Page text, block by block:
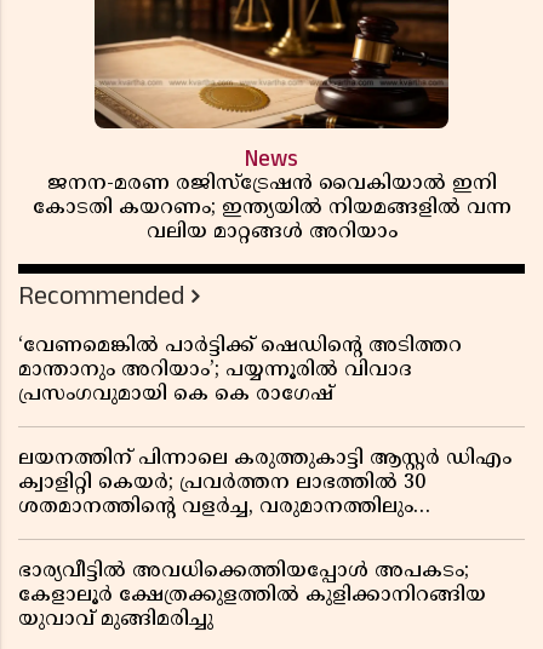
News
ജനന-മരണ രജിസ്ട്രേഷൻ വൈകിയാൽ ഇനി
കോടതി കയറണം; ഇന്ത്യയിൽ നിയമങ്ങളിൽ വന്ന
വലിയ മാറ്റങ്ങൾ അറിയാം
Recommended
‘വേണമെങ്കിൽ പാർട്ടിക്ക് ഷെഡിൻ്റെ അടിത്തറ
മാന്താനും അറിയാം’; പയ്യന്നൂരിൽ വിവാദ
പ്രസംഗവുമായി കെ കെ രാഗേഷ്
ലയനത്തിന് പിന്നാലെ കരുത്തുകാട്ടി ആസ്റ്റർ ഡിഎം
ക്വാളിറ്റി കെയർ; പ്രവർത്തന ലാഭത്തിൽ 30
ശതമാനത്തിൻ്റെ വളർച്ച, വരുമാനത്തിലും
റിപ്പോർട്ട് പുറത്ത്
ഭാര്യവീട്ടിൽ അവധിക്കെത്തിയപ്പോൾ അപകടം;
കേളാലൂർ ക്ഷേത്രക്കുളത്തിൽ കുളിക്കാനിറങ്ങിയ
യുവാവ് മുങ്ങിമരിച്ചു